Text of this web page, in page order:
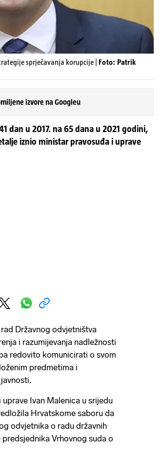
sprječavanja korupcije | Foto: Patrik
izvore na Googleu
dan u 2017. na 65 dana u 2021 godini,
iznio ministar pravosuđa i uprave
Državnog odvjetništva
i razumijevanja nadležnosti
redovito komunicirati o svom
predmetima i
Ivan Malenica u srijedu
Hrvatskome saboru da
odvjetnika o radu državnih
Vrhovnog suda o